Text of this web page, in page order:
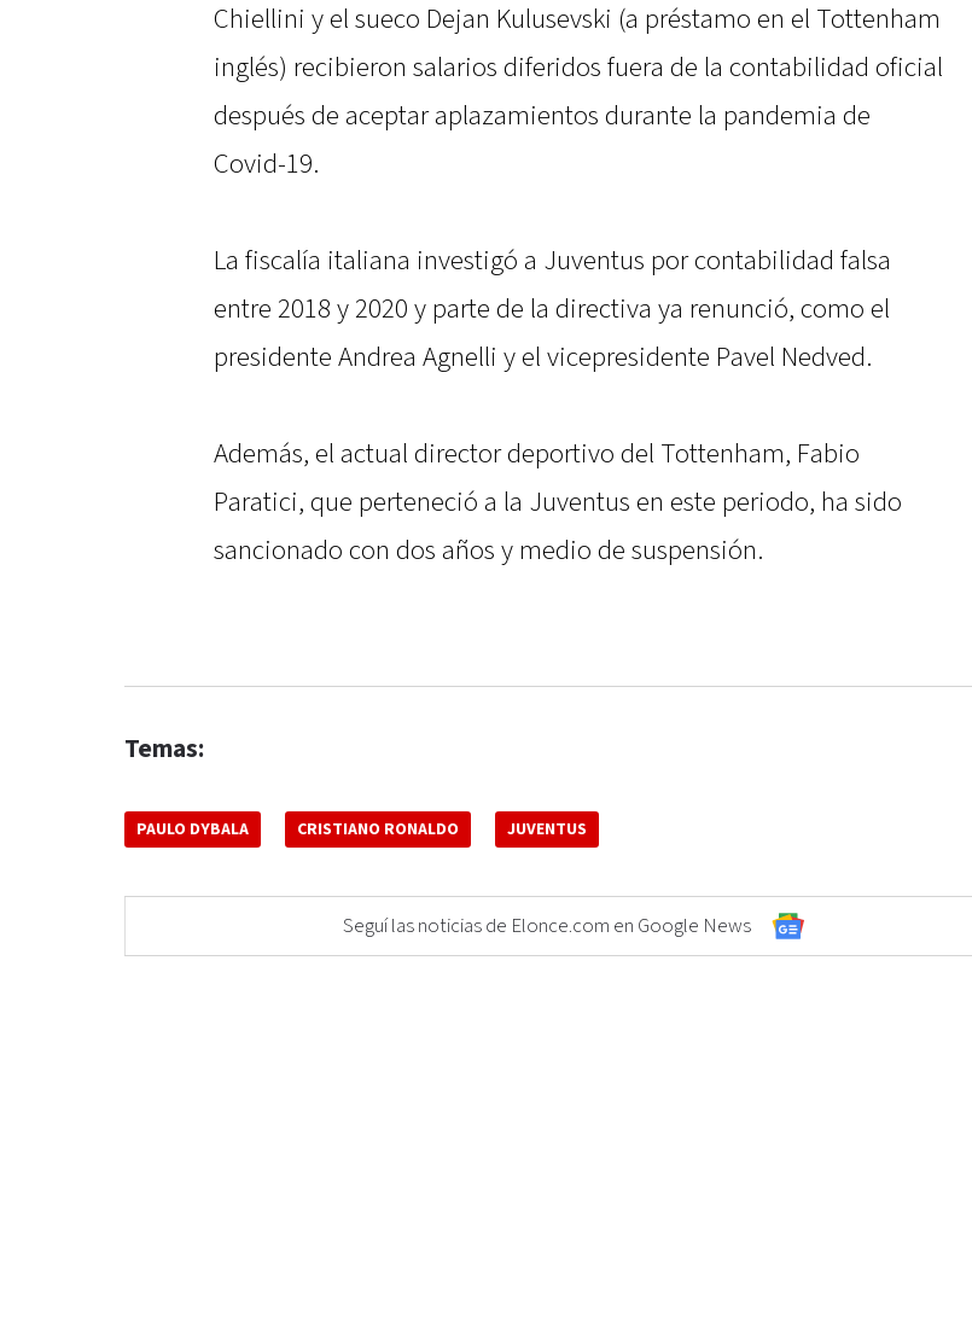
Chiellini y el sueco Dejan Kulusevski (a préstamo en el Tottenham
inglés) recibieron salarios diferidos fuera de la contabilidad oficial
después de aceptar aplazamientos durante la pandemia de
Covid-19.
La fiscalía italiana investigó a Juventus por contabilidad falsa
entre 2018 y 2020 y parte de la directiva ya renunció, como el
presidente Andrea Agnelli y el vicepresidente Pavel Nedved.
Además, el actual director deportivo del Tottenham, Fabio
Paratici, que perteneció a la Juventus en este periodo, ha sido
sancionado con dos años y medio de suspensión.
Temas:
PAULO DYBALA CRISTIANO RONALDO JUVENTUS
Seguí las noticias de Elonce.com en Google News